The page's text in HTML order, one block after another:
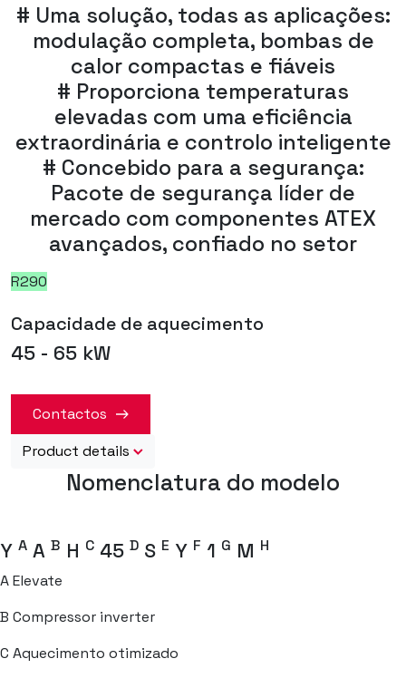
# Uma solução, todas as aplicações:
modulação completa, bombas de
calor compactas e fiáveis
# Proporciona temperaturas
elevadas com uma eficiência
extraordinária e controlo inteligente
# Concebido para a segurança:
Pacote de segurança líder de
mercado com componentes ATEX
avançados, confiado no setor
R290
Capacidade de aquecimento
45 - 65 kW
Contactos
Product details
Nomenclatura do modelo
Y A A B H C 45 D S E Y F 1 G M H
AElevate
B Compressor inverter
C Aquecimento otimizado